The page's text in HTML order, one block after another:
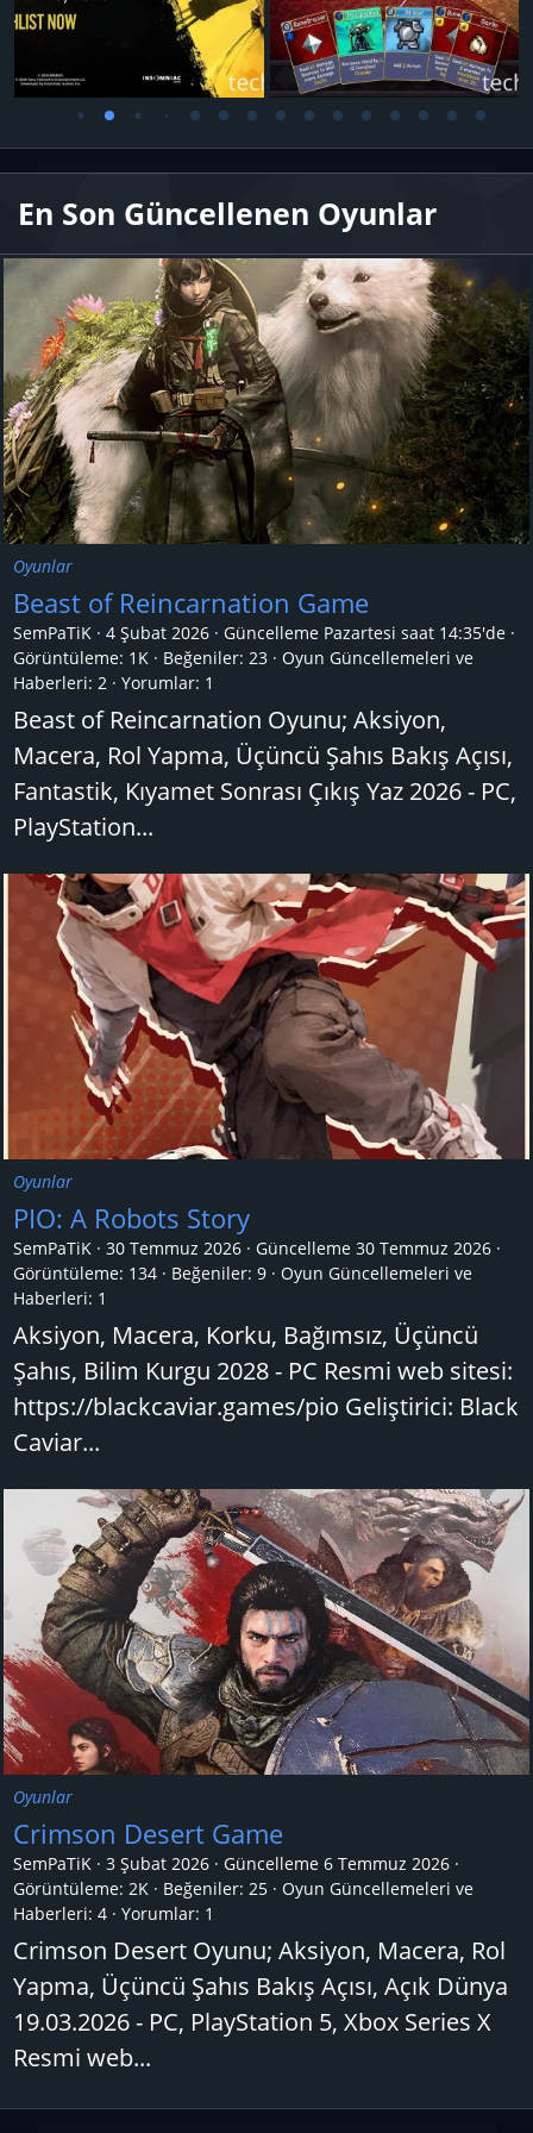
En Son Güncellenen Oyunlar
Oyunlar
Beast of Reincarnation Game
SemPaTiK 4 Şubat 2026 Güncelleme Pazartesi saat 14:35'de
Görüntüleme: 1K
Beğeniler: 23
Oyun Güncellemeleri ve
Haberleri: 2 Yorumlar: 1
Beast of Reincarnation Oyunu; Aksiyon,
Macera, Rol Yapma, Üçüncü Şahıs Bakış Açısı,
Fantastik, Kıyamet Sonrası Çıkış Yaz 2026 - PC,
PlayStation...
Oyunlar
PIO: A Robots Story
SemPaTiK 30 Temmuz 2026 Güncelleme 30 Temmuz 2026
Görüntüleme: 134
Beğeniler: 9
Oyun Güncellemeleri ve
Haberleri: 1
Aksiyon, Macera, Korku, Bağımsız, Üçüncü
Şahıs, Bilim Kurgu 2028 - PC Resmi web sitesi:
https://blackcaviar.games/pio Geliştirici: Black
Caviar...
Oyunlar
Crimson Desert Game
SemPaTiK 3 Şubat 2026 Güncelleme 6 Temmuz 2026
Görüntüleme: 2K
Beğeniler: 25
Oyun Güncellemeleri ve
Haberleri: 4 Yorumlar: 1
Crimson Desert Oyunu; Aksiyon, Macera, Rol
Yapma, Üçüncü Şahıs Bakış Açısı, Açık Dünya
19.03.2026 - PC, PlayStation 5, Xbox Series X
Resmi web...